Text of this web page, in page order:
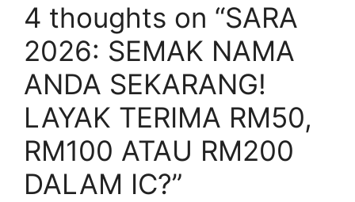
4 thoughts on “SARA
2026: SEMAK NAMA
ANDA SEKARANG!
LAYAK TERIMA RM50,
RM100 ATAU RM200
DALAM IC?”